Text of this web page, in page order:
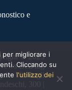
e
© 2025
BetFlag
Via degli
300 |
migliorare i
Cliccando su
l'utilizzo dei